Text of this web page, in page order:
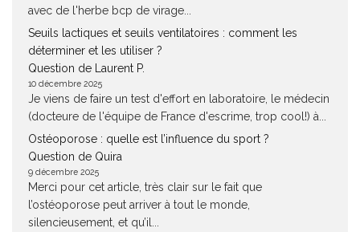
avec de l'herbe bcp de virage...
Seuils lactiques et seuils ventilatoires : comment les
déterminer et les utiliser ?
Question de Laurent P.
10 décembre 2025
Je viens de faire un test d'effort en laboratoire, le médecin
(docteure de l'équipe de France d'escrime, trop cool!) à...
Ostéoporose : quelle est l’influence du sport ?
Question de Quira
9 décembre 2025
Merci pour cet article, très clair sur le fait que
l’ostéoporose peut arriver à tout le monde,
silencieusement, et qu’il...